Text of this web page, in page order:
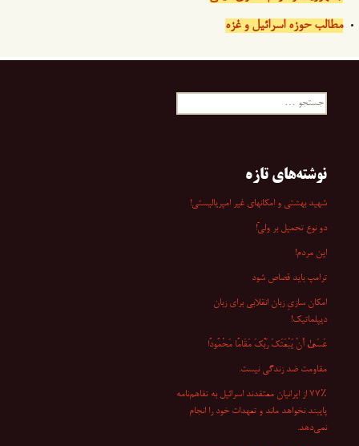
مطالب حوزه اسرائیل و غزه
جستجو
نوشته‌های تازه
شهید بهشتی و امکانهای غیر امپریالیستی!
دو نوع تحمیل بر ولیّ!
این مردم!
ترامپ باید قصاص شود
امکان سازیِ زبان انقلابی برای زبان
دیپلماتیک!
عَسَىٰ أَنْ یَبْعَثَکَ رَبُّکَ مَقَامًا مَحْمُودًا
مقاومت ضد زندگی نیست.
۷۷٪ از ایرانیان معتقدند اسرائیل به تفاهم‌نامه
پایبند نخواهد ماند و تعهدات خود را انجام
نمی‌دهد.